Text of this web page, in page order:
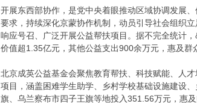
开展东西部协作，是党中央着眼推动区域协调发展
要求，持续深化京蒙协作机制，动员引导社会组织
响应号召、广泛开展公益帮扶项目。据不完全统计
价值超1.35亿元，其他公益支出900余万元，惠及群
北京成英公益基金会聚焦教育帮扶、科技赋能、人
项目，涵盖困难学生助学、乡村学校基础设施建设
旗、乌兰察布市四子王旗等地投入351.56万元，惠及